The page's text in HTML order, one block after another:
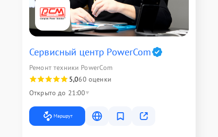
Сервисный центр PowerCom
Ремонт техники PowerCom
5,060 оценки
Открыто до 21:00
Маршрут